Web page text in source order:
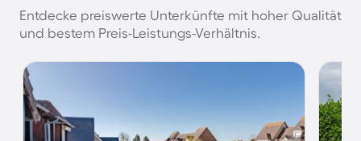
Entdecke preiswerte Unterkünfte mit hoher Qualität
und bestem Preis-Leistungs-Verhältnis.